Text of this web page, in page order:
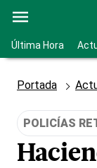
Última Hora
Portada
POLICÍAS